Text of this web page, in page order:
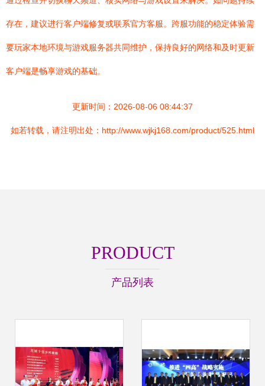
存在，建议进行客户端修复或联系官方客服。跨服功能的稳定体验需
要玩家本地环境与游戏服务器共同维护，保持良好的网络和及时更新
客户端是畅享游戏的基础。
更新时间：2026-08-06 08:44:37
如若转载，请注明出处：http://www.wjkj168.com/product/525.html
PRODUCT
产品列表